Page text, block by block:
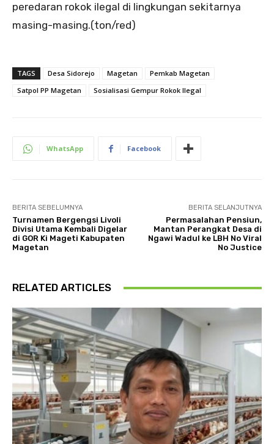
peredaran rokok ilegal di lingkungan sekitarnya
masing-masing.(ton/red)
TAGS Desa Sidorejo Magetan
Pemkab Magetan
Satpol PP Magetan
Sosialisasi Gempur Rokok Ilegal
WhatsApp Facebook
BERITA SEBELUMNYA
Turnamen Bergengsi Livoli
Divisi Utama Kembali Digelar
di GOR Ki Mageti Kabupaten
Magetan
BERITA SELANJUTNYA
Permasalahan Pensiun,
Mantan Perangkat Desa di
Ngawi Wadul ke LBH No Viral
No Justice
RELATED ARTICLES